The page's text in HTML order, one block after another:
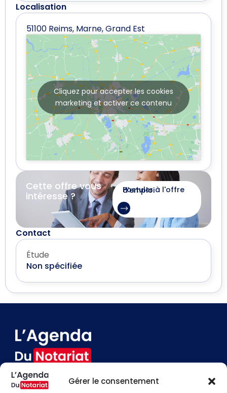
Gérer le consentement
Localisation
51100 Reims, Marne, Grand Est
Cliquez pour accepter les cookies
marketing et activer ce contenu
Cette offre vous
intéresse ?
Postuler à l'offre d'emploi
Contact
Étude
Non spécifiée